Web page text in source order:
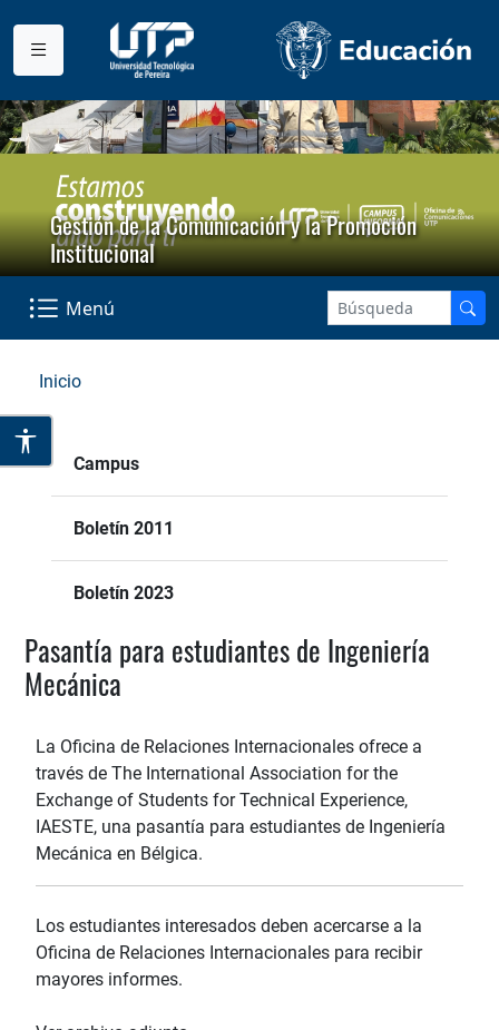
Gestión de la Comunicación y la Promoción
Institucional
Menú
Inicio
Campus
Boletín 2011
Boletín 2023
Pasantía para estudiantes de Ingeniería
Mecánica
La Oficina de Relaciones Internacionales ofrece a
través de The International Association for the
Exchange of Students for Technical Experience,
IAESTE, una pasantía para estudiantes de Ingeniería
Mecánica en Bélgica.
Los estudiantes interesados deben acercarse a la
Oficina de Relaciones Internacionales para recibir
mayores informes.